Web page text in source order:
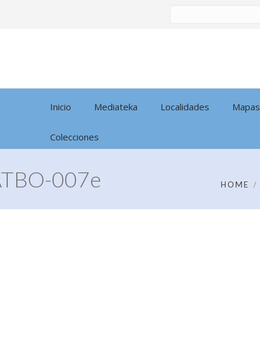
Inicio Mediateka Localidades Mapas
Colecciones
007e HOME